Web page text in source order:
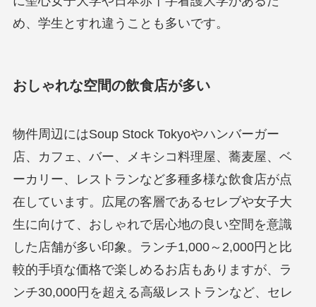
め、学生とすれ違うことも多いです。
おしゃれな空間の飲食店が多い
物件周辺にはSoup Stock Tokyoやハンバーガー
店、カフェ、バー、メキシコ料理屋、蕎麦屋、ベ
ーカリー、レストランなど多種多様な飲食店が点
在しています。広尾の客層であるセレブや女子大
生に向けて、おしゃれで居心地の良い空間を意識
した店舗が多い印象。ランチ1,000～2,000円と比
較的手頃な価格で楽しめるお店もありますが、ラ
ンチ30,000円を超える高級レストランなど、セレ